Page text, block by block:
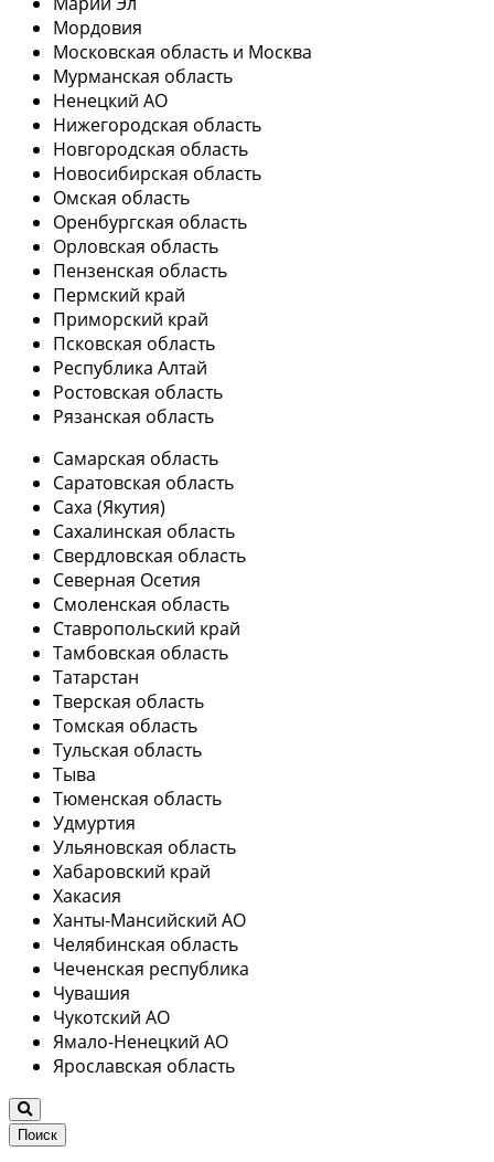
Мордовия
Московская область и Москва
Мурманская область
Ненецкий АО
Нижегородская область
Новгородская область
Новосибирская область
Омская область
Оренбургская область
Орловская область
Пензенская область
Пермский край
Приморский край
Псковская область
Республика Алтай
Ростовская область
Рязанская область
Самарская область
Саратовская область
Саха (Якутия)
Сахалинская область
Свердловская область
Северная Осетия
Смоленская область
Ставропольский край
Тамбовская область
Татарстан
Тверская область
Томская область
Тульская область
Тыва
Тюменская область
Удмуртия
Ульяновская область
Хабаровский край
Хакасия
Ханты-Мансийский АО
Челябинская область
Чеченская республика
Чувашия
Чукотский АО
Ямало-Ненецкий АО
Ярославская область
Поиск